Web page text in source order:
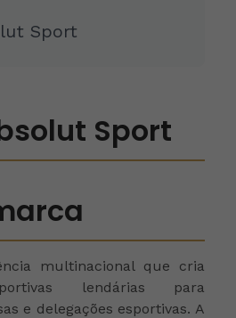
Sport
Sport
multinacional que cria
lendárias para
e delegações esportivas. A